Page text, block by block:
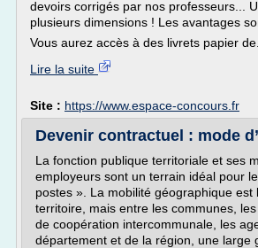
devoirs corrigés par nos professeurs...
plusieurs dimensions ! Les avantages
Vous aurez accès à des livrets papier
Lire la suite
Site : https://www.espace-concours.fr
Devenir contractuel : mode
La fonction publique territoriale et ses
employeurs sont un terrain idéal pour
postes ». La mobilité géographique est
territoire, mais entre les communes,
de coopération intercommunale, les
département et de la région, une large